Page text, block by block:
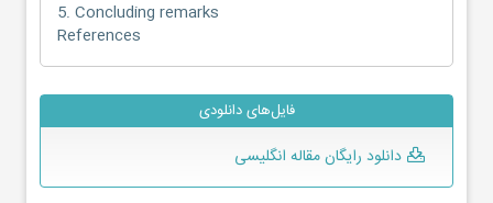
5. Concluding remarks
References
فایل‌های دانلودی
دانلود رایگان مقاله انگلیسی